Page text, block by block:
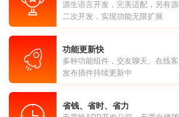
源生语言开发，完美适配，另有
二次开发，实现功能无限扩展
功能更新快
多种功能组件，交友聊天、在线
发布插件持续更新中
省钱、省时、省力